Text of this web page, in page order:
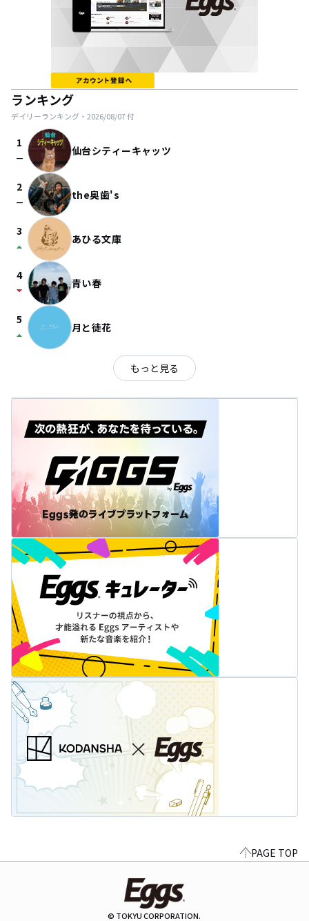
ランキング
デイリーランキング・ 2026/08/07付
1
check_indeterminate_small 仙台シティーキャッツ
2
check_indeterminate_small the奥歯's
3
arrow_drop_up あひる文庫
4
arrow_drop_down 青い春
5
arrow_drop_up 月と徒花
もっと見る
PAGE TOP
© TOKYU CORPORATION.